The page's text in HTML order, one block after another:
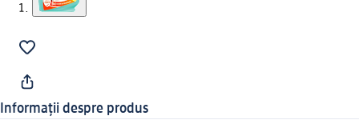
Informații despre produs